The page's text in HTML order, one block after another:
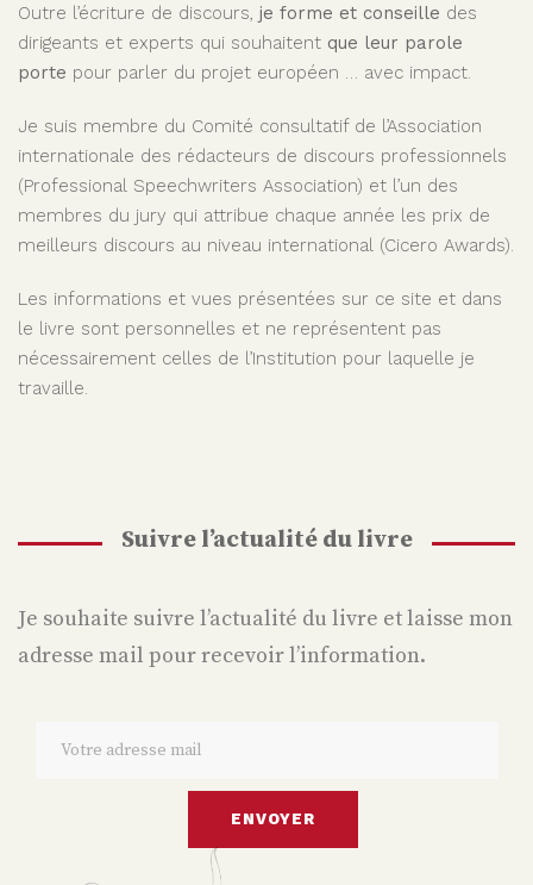
Outre l’écriture de discours, je forme et conseille des
dirigeants et experts qui souhaitent que leur parole
porte pour parler du projet européen … avec impact.
Je suis membre du Comité consultatif de l’Association
internationale des rédacteurs de discours professionnels
(Professional Speechwriters Association) et l’un des
membres du jury qui attribue chaque année les prix de
meilleurs discours au niveau international (Cicero Awards).
Les informations et vues présentées sur ce site et dans
le livre sont personnelles et ne représentent pas
nécessairement celles de l’Institution pour laquelle je
travaille.
Suivre l’actualité du livre
Je souhaite suivre l’actualité du livre et laisse mon
adresse mail pour recevoir l’information.